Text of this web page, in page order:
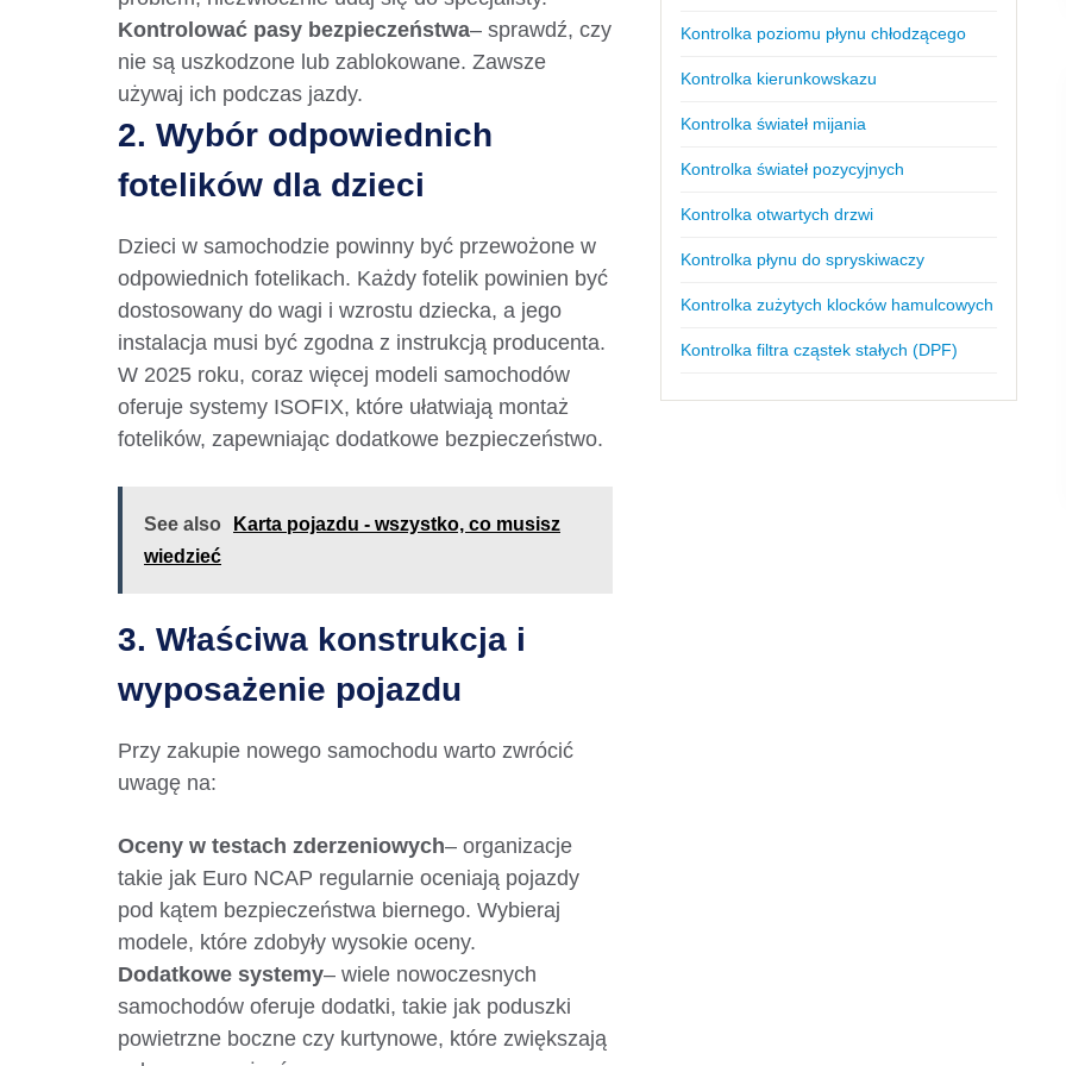
Kontrolować pasy bezpieczeństwa– sprawdź, czy
nie są uszkodzone lub zablokowane. Zawsze
używaj ich podczas jazdy.
2. Wybór odpowiednich
fotelików dla dzieci
Dzieci w samochodzie powinny być przewożone w
odpowiednich fotelikach. Każdy fotelik powinien być
dostosowany do wagi i wzrostu dziecka, a jego
instalacja musi być zgodna z instrukcją producenta.
W 2025 roku, coraz więcej modeli samochodów
oferuje systemy ISOFIX, które ułatwiają montaż
fotelików, zapewniając dodatkowe bezpieczeństwo.
See also
Karta pojazdu - wszystko, co musisz
wiedzieć
3. Właściwa konstrukcja i
wyposażenie pojazdu
Przy zakupie nowego samochodu warto zwrócić
uwagę na:
Oceny w testach zderzeniowych– organizacje
takie jak Euro NCAP regularnie oceniają pojazdy
pod kątem bezpieczeństwa biernego. Wybieraj
modele, które zdobyły wysokie oceny.
Dodatkowe systemy– wiele nowoczesnych
samochodów oferuje dodatki, takie jak poduszki
powietrzne boczne czy kurtynowe, które zwiększają
Kontrolka poziomu płynu chłodzącego
Kontrolka kierunkowskazu
Kontrolka świateł mijania
Kontrolka świateł pozycyjnych
Kontrolka otwartych drzwi
Kontrolka płynu do spryskiwaczy
Kontrolka zużytych klocków hamulcowych
Kontrolka filtra cząstek stałych (DPF)